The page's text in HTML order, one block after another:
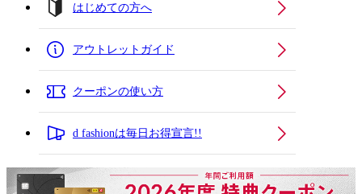
はじめての方へ
アウトレットガイド
クーポンの使い方
d fashionは毎日お得宣言!!